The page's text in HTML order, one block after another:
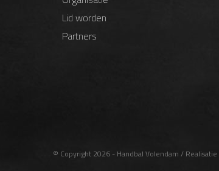
Lid worden
Partners
© Copyright 2026 - Handbal Volendam / Realisatie